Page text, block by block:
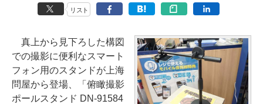
リスト
真上から見下ろした構図
での撮影に便利なスマート
フォン用のスタンドが上海
問屋から登場、「俯瞰撮影
ポールスタンド DN-91584